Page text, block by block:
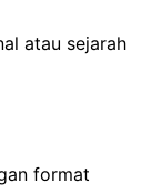
atau sejarah
format